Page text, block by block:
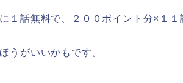
１話無料で、２００ポイント分×１
うがいいかもです。